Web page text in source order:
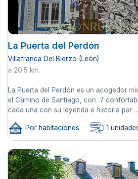
La Puerta del Perdón
Villafranca Del Bierzo (León)
a 20.5 km.
La Puerta del Perdón es un acogedor
el Camino de Santiago, con 7
cada una con su leyenda e historia par ...
Por habitaciones 1